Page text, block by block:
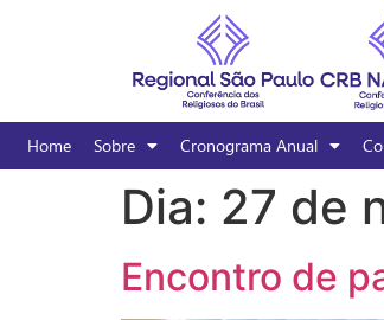
Home Sobre Cronograma Anual
Dia: 27 de
Encontro de